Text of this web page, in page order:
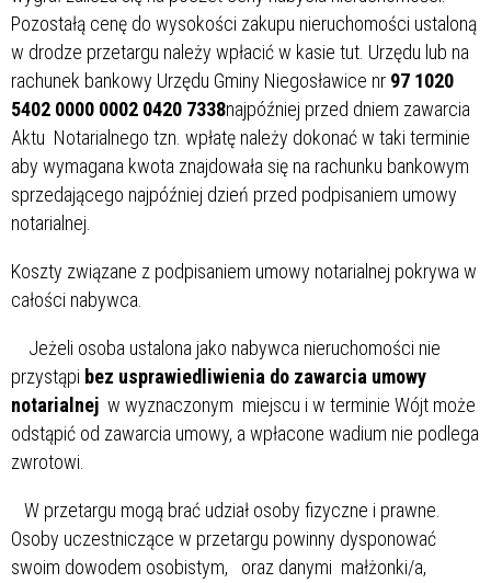
Pozostałą cenę do wysokości zakupu nieruchomości ustaloną
w drodze przetargu należy wpłacić w kasie tut. Urzędu lub na
rachunek bankowy Urzędu Gminy Niegosławice nr 97 1020
5402 0000 0002 0420 7338najpóźniej przed dniem zawarcia
Aktu Notarialnego tzn. wpłatę należy dokonać w taki terminie
aby wymagana kwota znajdowała się na rachunku bankowym
sprzedającego najpóźniej dzień przed podpisaniem umowy
notarialnej.
Koszty związane z podpisaniem umowy notarialnej pokrywa w
całości nabywca.
Jeżeli osoba ustalona jako nabywca nieruchomości nie
przystąpi bez usprawiedliwienia do zawarcia umowy
notarialnej w wyznaczonym miejscu i w terminie Wójt może
odstąpić od zawarcia umowy, a wpłacone wadium nie podlega
zwrotowi.
W przetargu mogą brać udział osoby fizyczne i prawne.
Osoby uczestniczące w przetargu powinny dysponować
swoim dowodem osobistym, oraz danymi małżonki/a,